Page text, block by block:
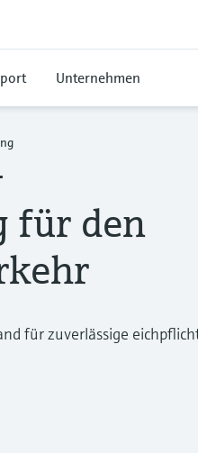
Unternehmen
für den
für zuverlässige